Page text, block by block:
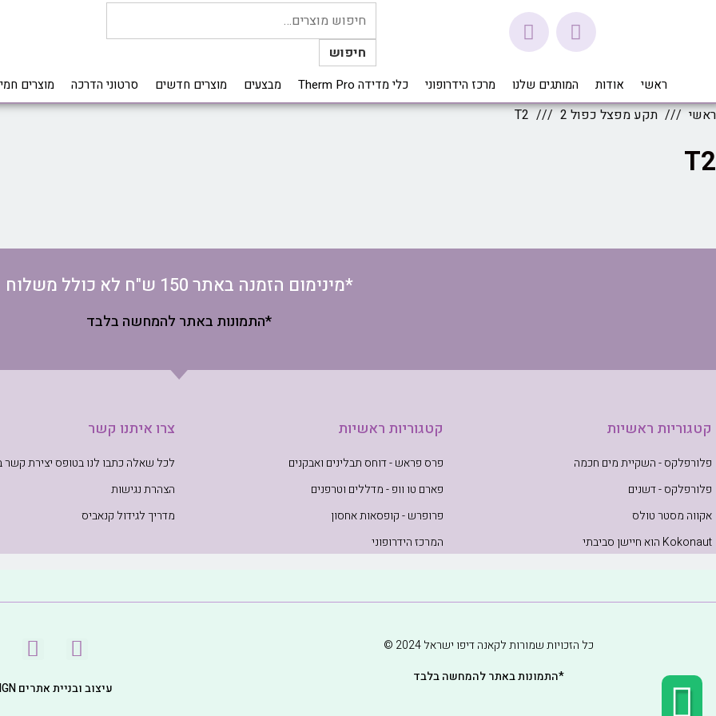
חיפוש
ראשי אודות המותגים שלנו מרכז הידרופוני כלי מדידה Therm Pro מבצעים מוצרים חדשים סרטוני הדרכה מוצרים
ראשי תקע מפצל כפול 2 T2
T2
*מינימום הזמנה באתר 150 ש"ח לא כולל משלוח
*התמונות באתר להמחשה בלבד
קטגוריות ראשיות
פלורפלקס - השקיית מים חכמה
פלורפלקס - דשנים
אקווה מסטר טולס
Kokonaut הוא חיישן סביבתי
קטגוריות ראשיות
פרס פראש - דוחס תבלינים ואבקנים
פארם טו וופ - מדללים וטרפנים
פרופרש - קופסאות אחסון
המרכז הידרופוני
צרו איתנו קשר
לכל שאלה כתבו לנו בטופס יצירת קשר
הצהרת נגישות
מדריך לגידול קנאביס
כל הזכויות שמורות לקאנה דיפו ישראל 2024 ©
*התמונות באתר להמחשה בלבד
עיצוב ובניית אתרים WEB DESIGN